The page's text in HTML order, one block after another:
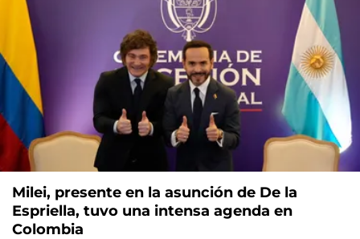
Milei, presente en la asunción de De la
Espriella, tuvo una intensa agenda en
Colombia